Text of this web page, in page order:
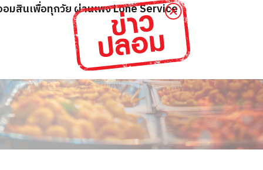
มสินเพื่อทุกวัย ผ่านเพจ Lone Service